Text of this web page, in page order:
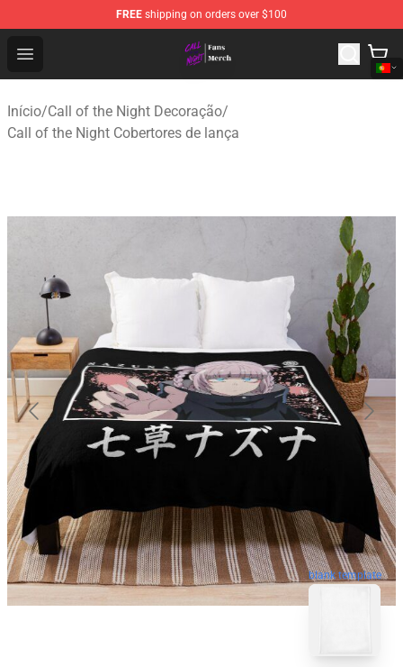
FREE shipping on orders over $100
Open menu
Call of the Night Store - Official Call of the Night
Início/Call of the Night Decoração/
Call of the Night Cobertores de lança
blank template